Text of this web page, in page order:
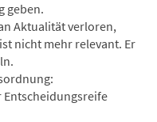
geben.
Aktualität verloren,
nicht mehr relevant. Er